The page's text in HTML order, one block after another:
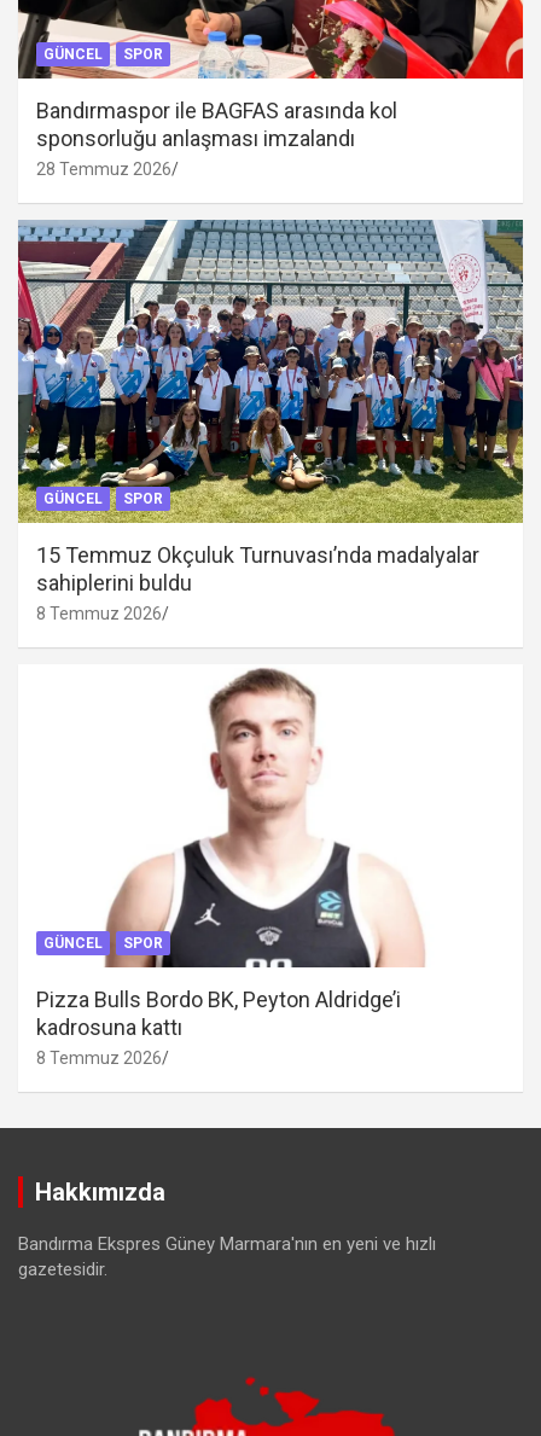
GÜNCEL SPOR
Bandırmaspor ile BAGFAS arasında kol
sponsorluğu anlaşması imzalandı
28 Temmuz 2026
GÜNCEL SPOR
15 Temmuz Okçuluk Turnuvası’nda madalyalar
sahiplerini buldu
8 Temmuz 2026
GÜNCEL SPOR
Pizza Bulls Bordo BK, Peyton Aldridge’i
kadrosuna kattı
8 Temmuz 2026
Hakkımızda
Bandırma Ekspres Güney Marmara'nın en yeni ve hızlı
gazetesidir.